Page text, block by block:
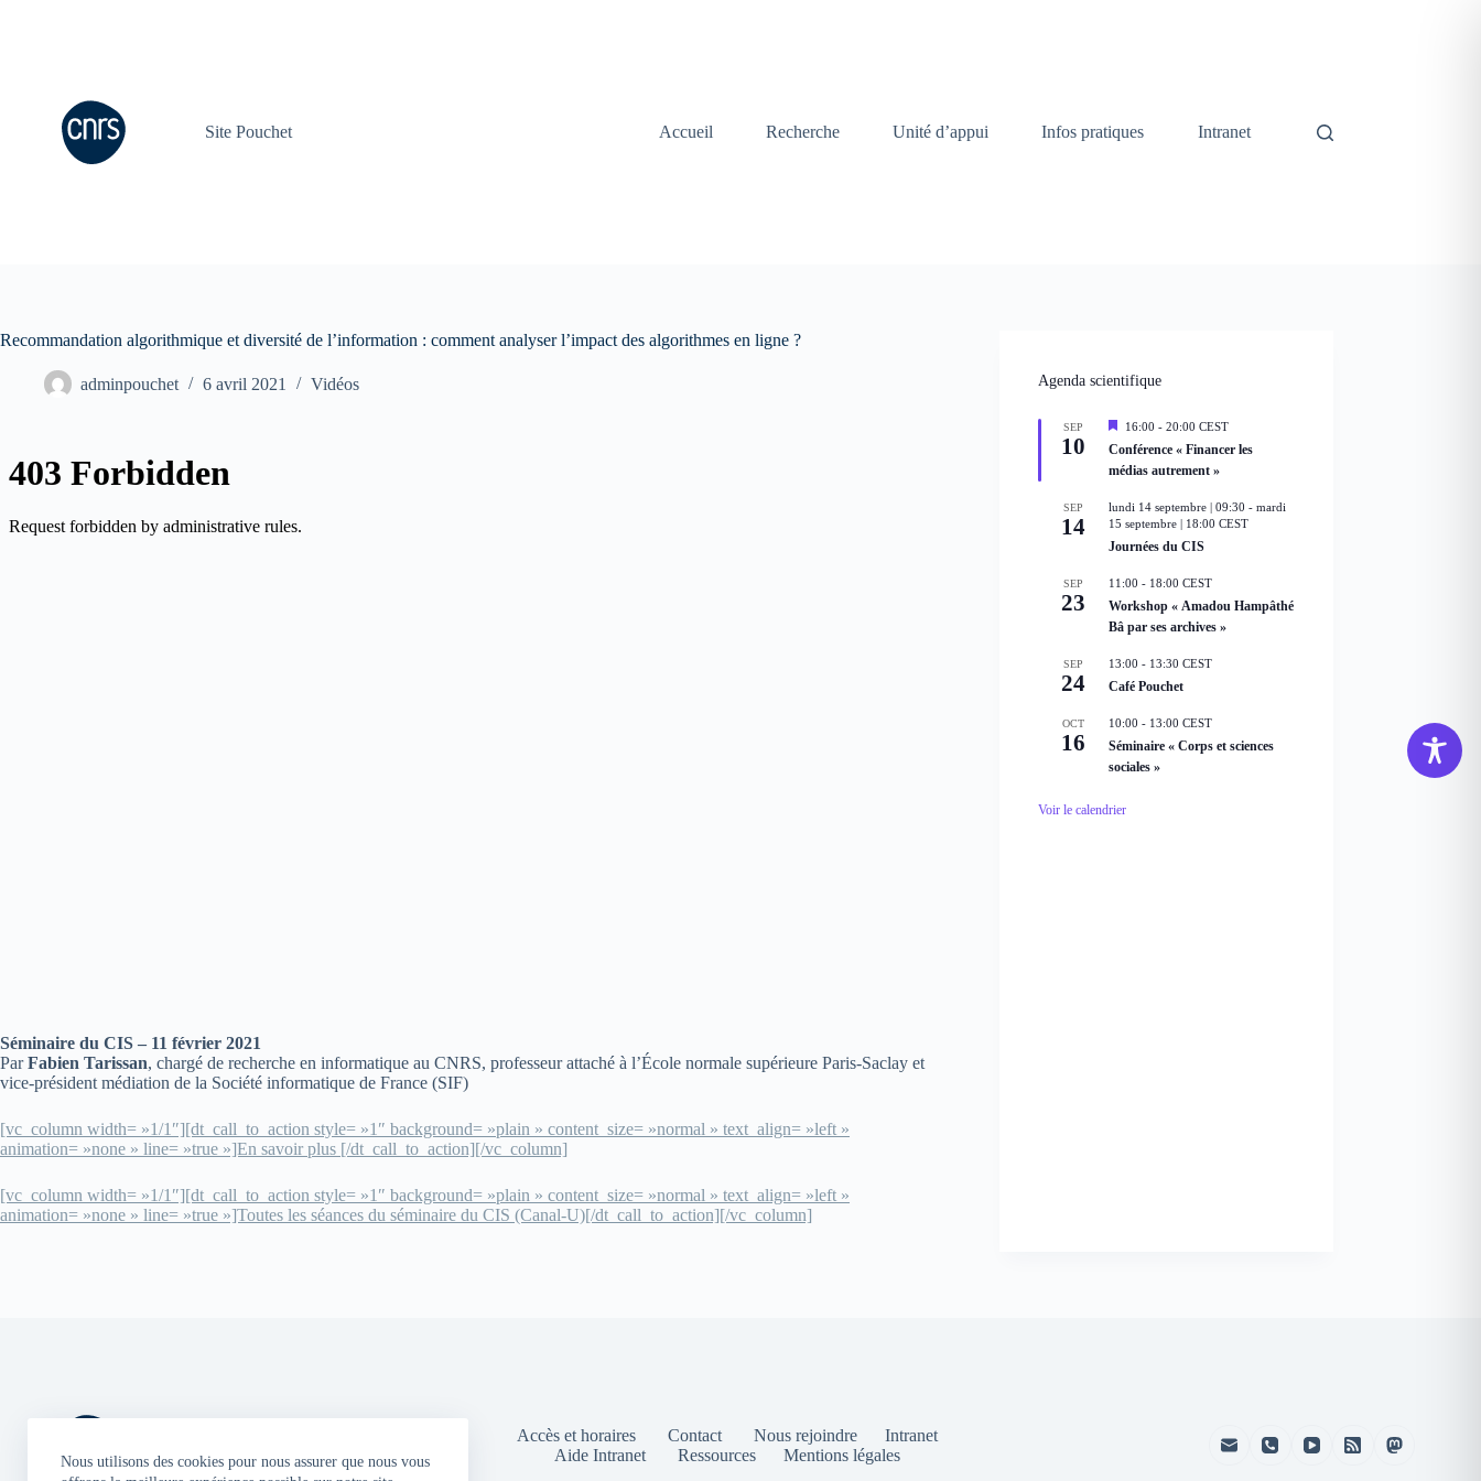
Nous utilisons des cookies pour nous assurer que nous vous
Site Pouchet Accueil Recherche Unité d’appui Infos pratiques Intranet
Recommandation algorithmique et diversité de l’information : comment analyser l’impact des algorithmes en ligne ?
adminpouchet 6 avril 2021 Vidéos
Séminaire du CIS – 11 février 2021
ParFabien Tarissan, chargé de recherche en informatique au CNRS, professeur attaché à l’École normale supérieure Paris-Saclay et
vice-président médiation de la Société informatique de France (SIF)
[vc_column width= »1/1″][dt_call_to_action style= »1″ background= »plain » content_size= »normal » text_align= »left »
animation= »none » line= »true »]En savoir plus [/dt_call_to_action][/vc_column]
[vc_column width= »1/1″][dt_call_to_action style= »1″ background= »plain » content_size= »normal » text_align= »left »
animation= »none » line= »true »]Toutes les séances du séminaire du CIS (Canal-U)[/dt_call_to_action][/vc_column]
Agenda scientifique
SEP
10
M
s
e
a
v
16:00 -20:00 CEST
Conférence « Financer les
médias autrement »
SEP
14
lundi 14 septembre | 09:30 -mardi
15 septembre | 18:00 CEST
Journées du CIS
SEP
23
11:00 - 18:00 CEST
Workshop « Amadou Hampâthé
Bâ par ses archives »
SEP
24
13:00 - 13:30 CEST
Café Pouchet
OCT
16
10:00 - 13:00 CEST
Séminaire « Corps et sciences
sociales »
Voir le calendrier
Accès et horaires Contact Nous rejoindre
Intranet
Aide Intranet
Ressources Mentions légales